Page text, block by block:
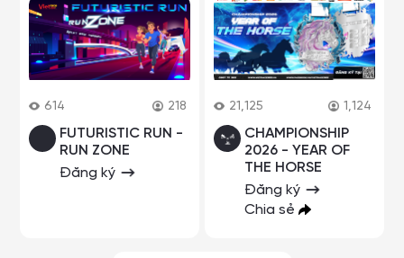
614 218
FUTURISTIC RUN -
RUN ZONE
Đăng ký
21,125 1,124
CHAMPIONSHIP
2026 - YEAR OF
THE HORSE
Đăng ký
Chia sẻ